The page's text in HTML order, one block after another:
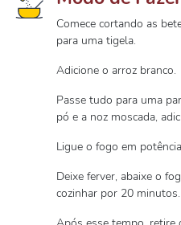
Comece cortando as
para uma tigela.
Adicione o arroz branco.
Passe tudo para uma
pó e a noz moscada,
Ligue o fogo em
Deixe ferver, abaixe o
cozinhar por 20 minutos.